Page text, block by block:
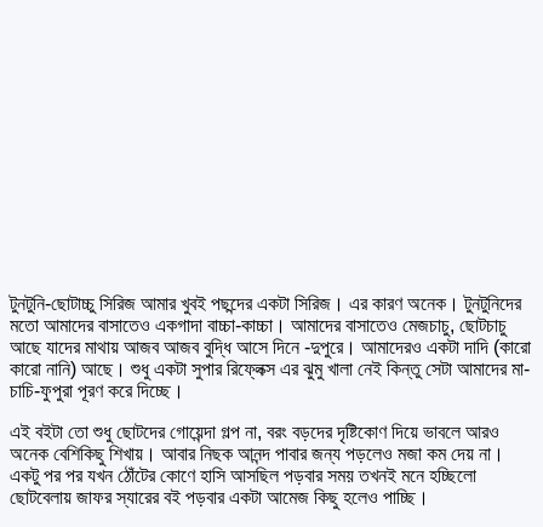
টুনটুনি-ছোটাচ্চু সিরিজ আমার খুবই পছন্দের একটা সিরিজ। এর কারণ অনেক। টুনটুনিদের
মতো আমাদের বাসাতেও একগাদা বাচ্চা-কাচ্চা। আমাদের বাসাতেও মেজচাচু, ছোটচাচু
আছে যাদের মাথায় আজব আজব বুদ্ধি আসে দিনে -দুপুরে। আমাদেরও একটা দাদি (কারো
কারো নানি) আছে। শুধু একটা সুপার রিফ্লেক্স এর ঝুমু খালা নেই কিন্তু সেটা আমাদের মা-
চাচি-ফুপুরা পূরণ করে দিচ্ছে।
এই বইটা তো শুধু ছোটদের গোয়েন্দা গল্প না, বরং বড়দের দৃষ্টিকোণ দিয়ে ভাবলে আরও
অনেক বেশিকিছু শিখায়। আবার নিছক আনন্দ পাবার জন্য পড়লেও মজা কম দেয় না।
একটু পর পর যখন ঠোঁটের কোণে হাসি আসছিল পড়বার সময় তখনই মনে হচ্ছিলো
ছোটবেলায় জাফর স্যারের বই পড়বার একটা আমেজ কিছু হলেও পাচ্ছি।